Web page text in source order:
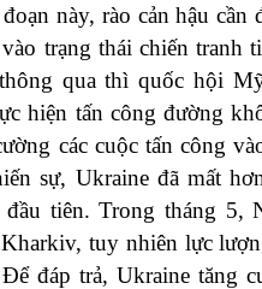
này, rào cản hậu
trạng thái chiến tranh
qua thì quốc hội
hiện tấn công đường
các cuộc tấn công
sự, Ukraine đã mất
đầu tiên. Trong tháng 5,
tuy nhiên lực
đáp trả, Ukraine tăng